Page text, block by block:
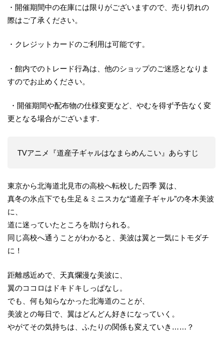
・開催期間中の在庫には限りがございますので、売り切れの
際はご了承ください。
・クレジットカードのご利用は可能です。
・館内でのトレード行為は、他のショップのご迷惑となりま
すのでお止めください。
・開催期間や配布物の仕様変更など、やむを得ず予告なく変
更となる場合がございます.
TVアニメ『道産子ギャルはなまらめんこい』あらすじ
東京から北海道北見市の高校へ転校した四季 翼は、
真冬の氷点下でも生足＆ミニスカな“道産子ギャル”の冬木美波
に、
道に迷っていたところを助けられる。
同じ高校へ通うことがわかると、美波は翼と一気にトモダチ
に！
距離感近めで、天真爛漫な美波に、
翼のココロはドキドキしっぱなし。
でも、何も知らなかった北海道のことが、
美波との毎日で、翼はどんどん好きになっていく。
やがてその気持ちは、ふたりの関係も変えていき……？